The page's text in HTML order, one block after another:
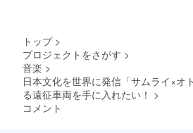
トップ >
プロジェクトをさがす >
音楽 >
日本文化を世界に発信「サムライ×オ
る遠征車両を手に入れたい！ >
コメント